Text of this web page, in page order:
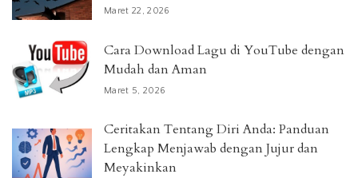
Maret 22, 2026
Cara Download Lagu di YouTube dengan
Mudah dan Aman
Maret 5, 2026
Ceritakan Tentang Diri Anda: Panduan
Lengkap Menjawab dengan Jujur dan
Meyakinkan